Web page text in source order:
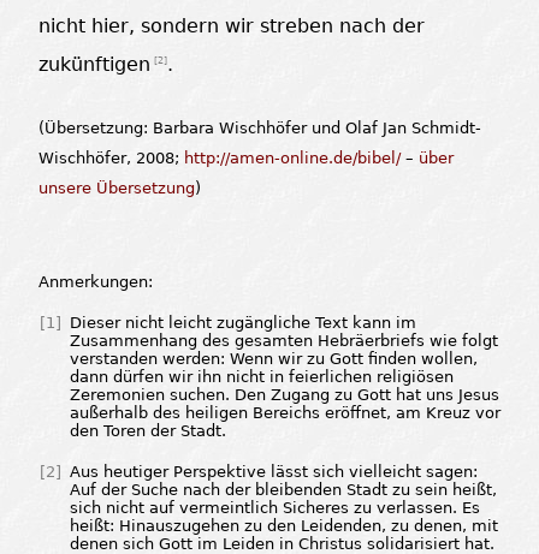
nicht hier, sondern wir streben nach der
zukünftigen [2] .
(Übersetzung: Barbara Wischhöfer und Olaf Jan Schmidt-
Wischhöfer, 2008; http://amen-online.de/bibel/ – über
unsere Übersetzung)
Anmerkungen:
[1]
Dieser nicht leicht zugängliche Text kann im
Zusammenhang des gesamten Hebräerbriefs wie folgt
verstanden werden: Wenn wir zu Gott finden wollen,
dann dürfen wir ihn nicht in feierlichen religiösen
Zeremonien suchen. Den Zugang zu Gott hat uns Jesus
außerhalb des heiligen Bereichs eröffnet, am Kreuz vor
den Toren der Stadt.
[2] Aus heutiger Perspektive lässt sich vielleicht sagen:
Auf der Suche nach der bleibenden Stadt zu sein heißt,
sich nicht auf vermeintlich Sicheres zu verlassen. Es
heißt: Hinauszugehen zu den Leidenden, zu denen, mit
denen sich Gott im Leiden in Christus solidarisiert hat.